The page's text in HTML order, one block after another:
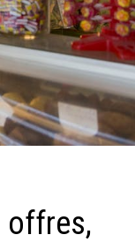
offres,